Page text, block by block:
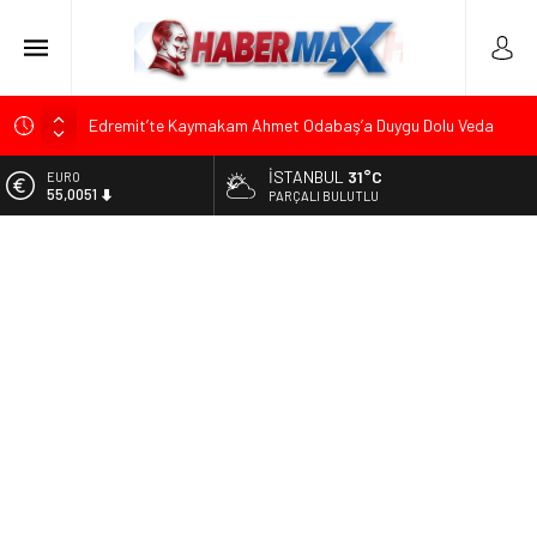
Edremit’te Kaymakam Ahmet Odabaş’a Duygu Dolu Veda
Tarihçi Yusuf Halaçoğlu’ndan TBMM’ye Sunulan Yasa Teklifine
Sert Eleştiri: “Osmanlı’nın Hukuk Anlayışının Gerisine
ALTIN
6.584,66
İSTANBUL 31°C
PARÇALI BULUTLU